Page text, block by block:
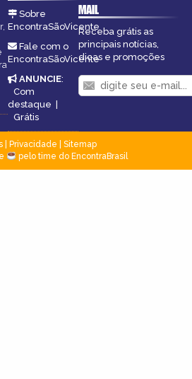
Sobre
EncontraSãoVicente
Fale com o
EncontraSãoVicente
ANUNCIE:
Com
destaque |
Grátis
MAIL
Receba grátis as
principais notícias,
dicas e promoções
| Privacidade
Sitemap
e pelo time do EncontraBrasil